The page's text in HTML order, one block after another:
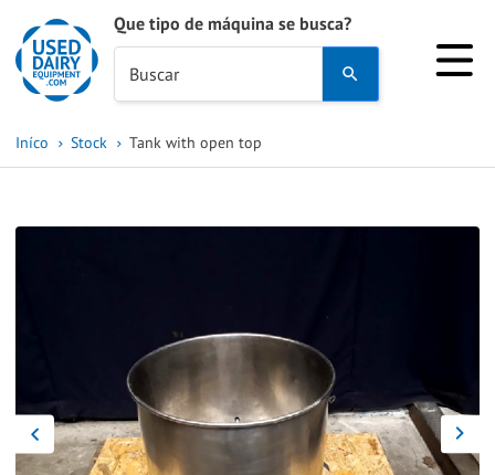
Que tipo de máquina se busca?
Buscar
and
result.
Press
enter
to
Iníco Stock Tank with open top